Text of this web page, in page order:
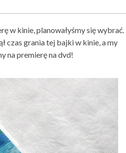
w kinie, planowałyśmy się wybrać.
czas grania tej bajki w kinie, a my
na premierę na dvd!